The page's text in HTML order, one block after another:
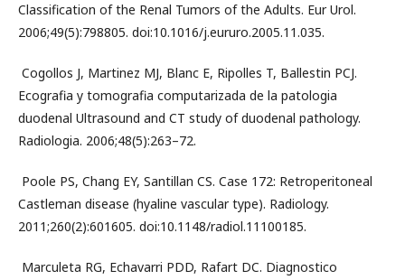
Classification of the Renal Tumors of the Adults. Eur Urol.
2006;49(5):798­805. doi:10.1016/j.eururo.2005.11.035.
­ Cogollos J, Martinez MJ, Blanc E, Ripolles T, Ballestin PCJ.
Ecografia y tomografia computarizada de la patologia
duodenal Ultrasound and CT study of duodenal pathology.
Radiologia. 2006;48(5):263–72.
­ Poole PS, Chang EY, Santillan CS. Case 172: Retroperitoneal
Castleman disease (hyaline vascular type). Radiology.
2011;260(2):601­605. doi:10.1148/radiol.11100185.
­ Marculeta RG, Echavarri PDD, Rafart DC. Diagnostico